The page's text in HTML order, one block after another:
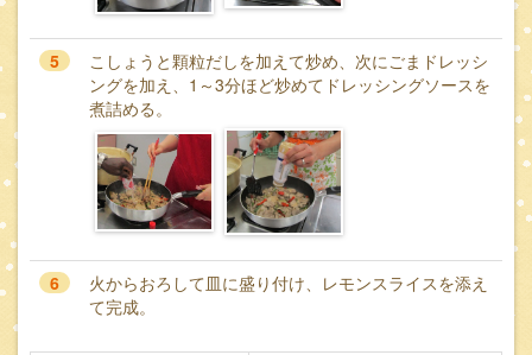
5
こしょうと顆粒だしを加えて炒め、次にごまドレッシ
ングを加え、1～3分ほど炒めてドレッシングソースを
煮詰める。
6
火からおろして皿に盛り付け、レモンスライスを添え
て完成。